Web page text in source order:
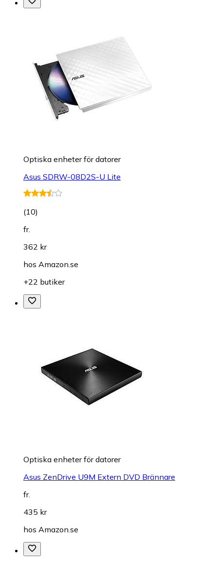
Optiska enheter för datorer
Asus SDRW-08D2S-U Lite
(10)
fr.
362 kr
hos Amazon.se
+22 butiker
Optiska enheter för datorer
Asus ZenDrive U9M Extern DVD Brännare
fr.
435 kr
hos Amazon.se